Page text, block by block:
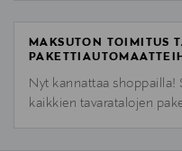
MAKSUTON TOIMITUS
Nyt kannattaa
kaikkien tavaratalojen